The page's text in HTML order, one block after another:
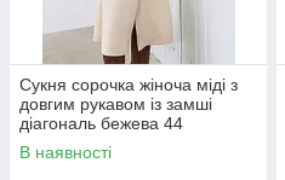
Сукня сорочка жіноча міді з
довгим рукавом із замші
діагональ бежева 44
В наявності